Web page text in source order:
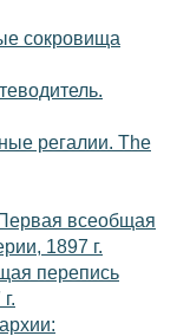
сокровища
регалии. The
всеобщая
1897 г.
перепись